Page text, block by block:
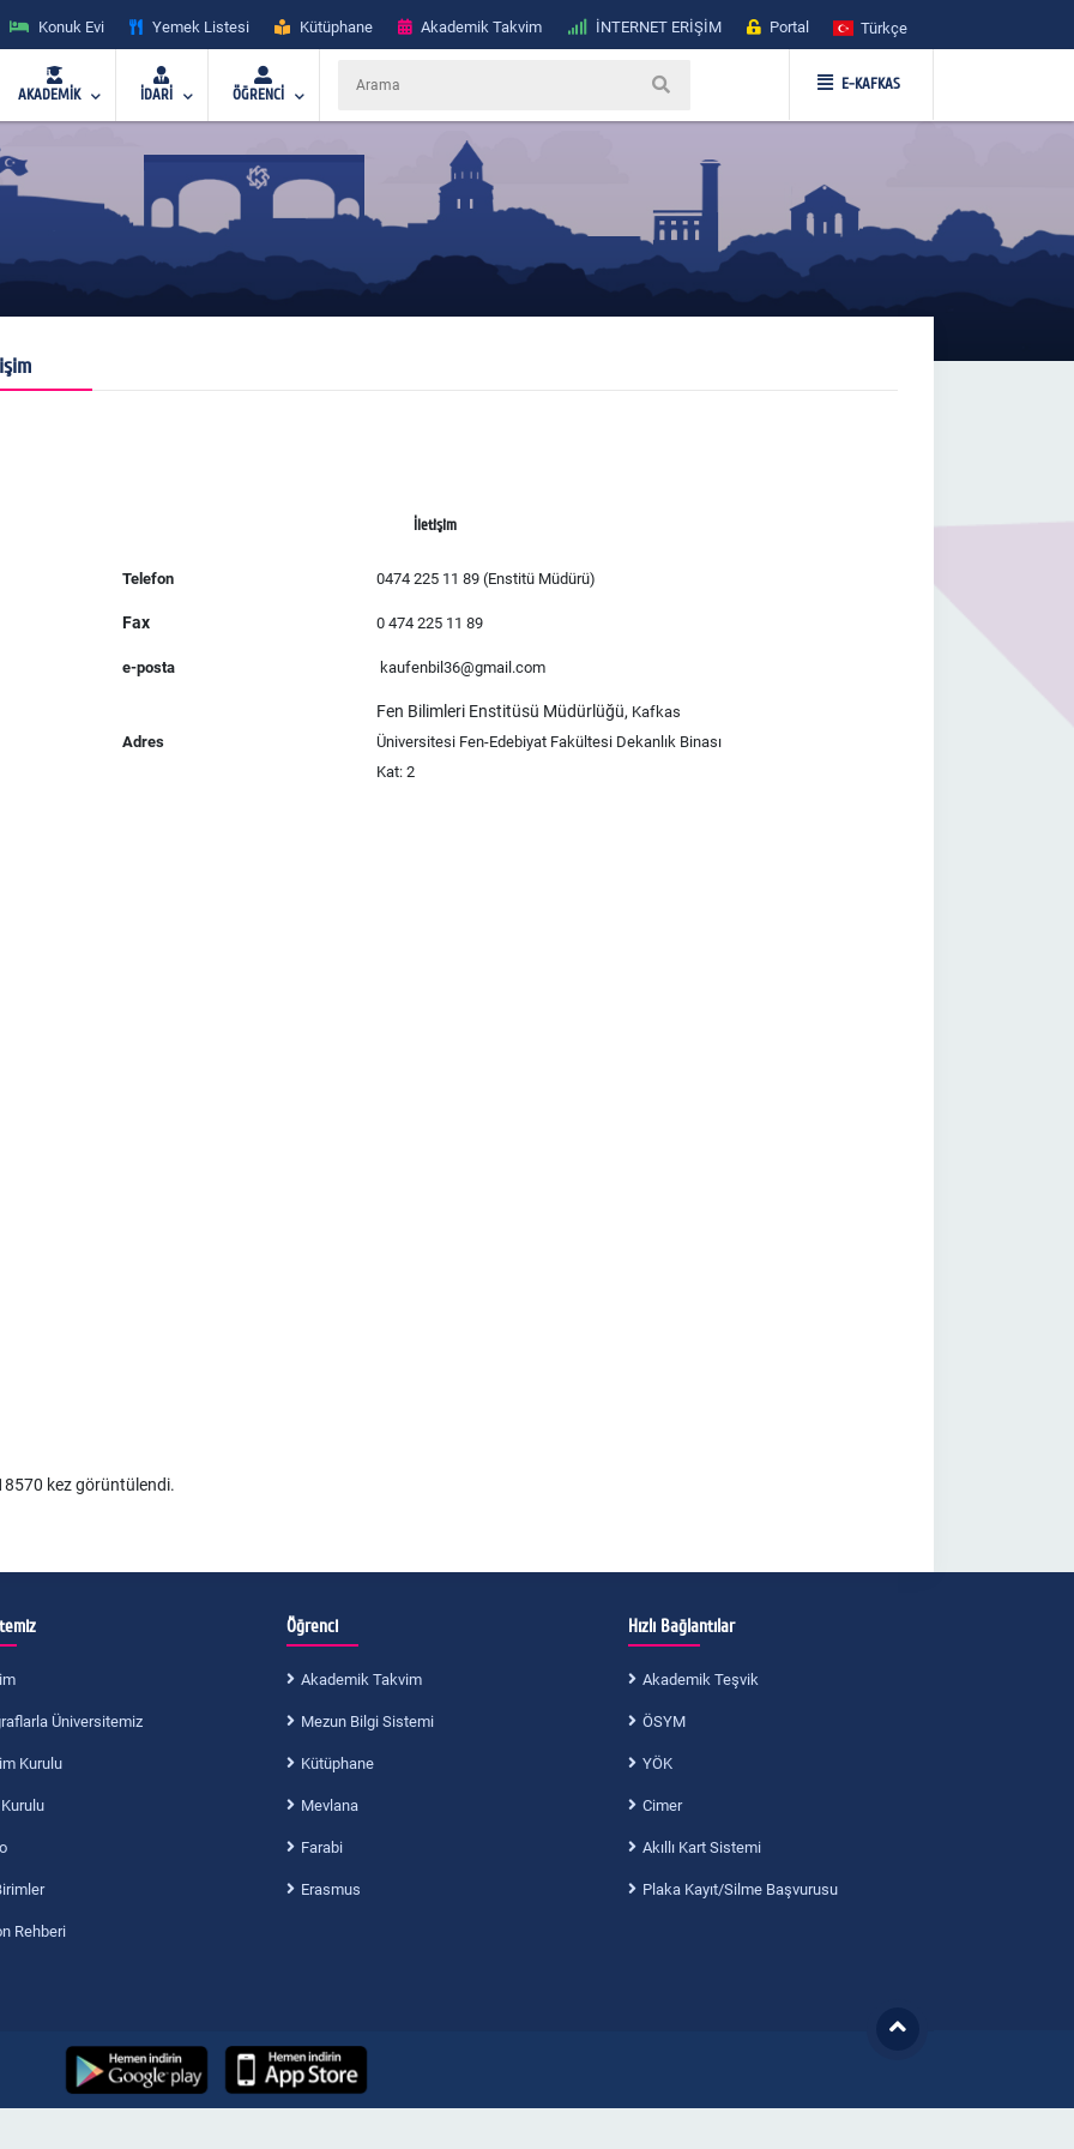
Konuk Evi Yemek Listesi Kütüphane Akademik Takvim İNTERNET ERİŞİM Portal Türkçe
AKADEMİK İDARİ ÖĞRENCİ
E-KAFKAS
İletişim
Telefon 0474 225 11 89 (Enstitü Müdürü)
Fax 0 474 225 11 89
e-posta kaufenbil36@gmail.com
Adres
Fen Bilimleri Enstitüsü Müdürlüğü, Kafkas
Üniversitesi Fen-Edebiyat Fakültesi Dekanlık Binası
Kat: 2
kez görüntülendi.
Üniversitemiz
Kurulu
Rehberi
Öğrenci
Akademik Takvim
Mezun Bilgi Sistemi
Kütüphane
Mevlana
Farabi
Erasmus
Hızlı Bağlantılar
Akademik Teşvik
ÖSYM
YÖK
Cimer
Akıllı Kart Sistemi
Plaka Kayıt/Silme Başvurusu